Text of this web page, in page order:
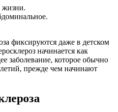
жизни.
фиксируются даже в детском
начинается как
заболевание, которое обычно
прежде чем начинают